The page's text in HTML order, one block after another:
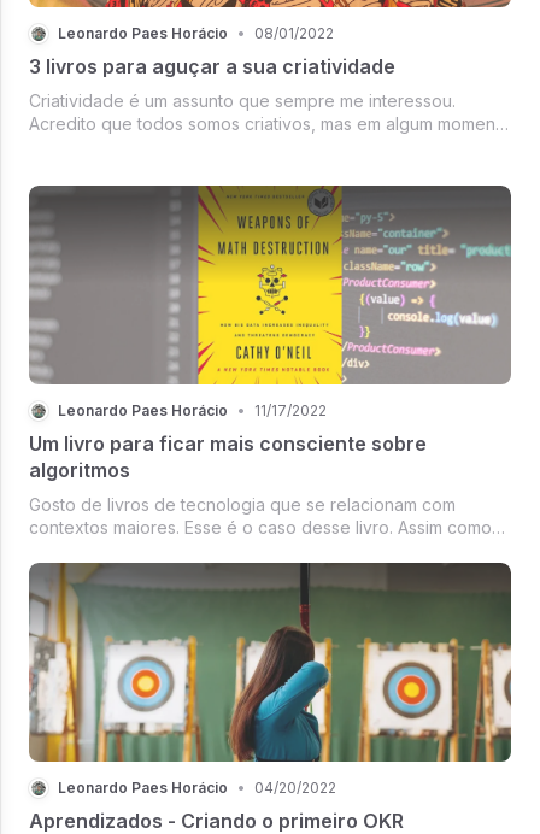
Leonardo Paes Horácio • 08/01/2022
3 livros para aguçar a sua criatividade
Criatividade é um assunto que sempre me interessou.
Acredito que todos somos criativos, mas em algum momento
convite para reavivar ...
Leonardo Paes Horácio • 11/17/2022
Um livro para ficar mais consciente sobre
algoritmos
Gosto de livros de tecnologia que se relacionam com
contextos maiores. Esse é o caso desse livro. Assim como
com algumas coisas na área de tecnologia, esse também o
fez.
Leonardo Paes Horácio • 04/20/2022
Aprendizados - Criando o primeiro OKR